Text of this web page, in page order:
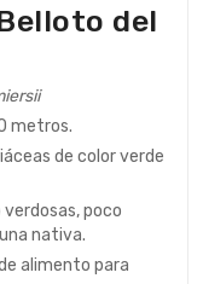
del
metros.
de color verde
verdosas, poco
nativa.
alimento para